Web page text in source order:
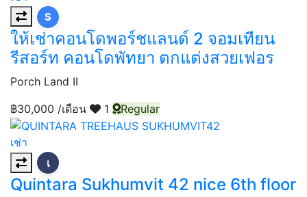
S
ให้เช่าคอนโดพอร์ชแลนด์ 2 จอมเทียน
รีสอร์ท คอนโดพัทยา ตกแต่งสวยเฟอร
Porch Land II
฿30,000 /เดือน 1 Regular
เช่า
เ
Quintara Sukhumvit 42 nice 6th floor